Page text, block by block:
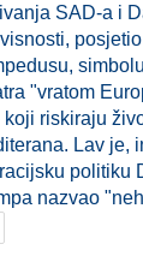
SAD-a i
"vratom
koji riskiraju
Lav je,
politiku
nazvao